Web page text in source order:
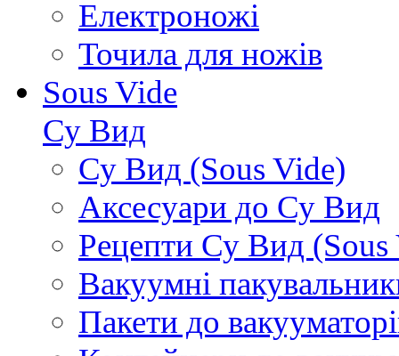
Електроножі
Точила для ножів
Sous Vide
Су Вид
Су Вид (Sous Vide)
Аксесуари до Су Вид
Рецепти Су Вид (Sous
Вакуумні
Пакети до